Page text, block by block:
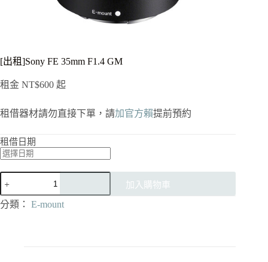
[出租]Sony FE 35mm F1.4 GM
租金 NT$600 起
租借器材請勿直接下單，請加官方賴提前預約
租借日期
FE
35mm
加入購物車
分類： E-mount